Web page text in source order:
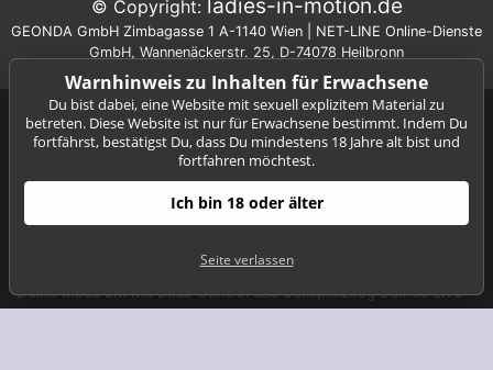
© Copyright: ladies-in-motion.de
GEONDA GmbH Zimbagasse 1 A-1140 Wien | NET-LINE Online-Dienste
GmbH, Wannenäckerstr. 25, D-74078 Heilbronn
Ladies-in-motion.de ist das Livecam Portal Deiner Wahl, wenn
es um große Auswahl, günstige Livecam Tarife, beste Sex-Video
Qualität und Innovation geht. Ein riesiges Kontingent an Live
Girls, von der jungen Studentin bis zur reifen Hausfrau warten
darauf mit Dir Livecam Sex zu haben. Durch geniale Videochat
Features wie Dildo Control, 3D Cams und HD Cams bieten wir
Gib im Girl-Chat Anweisungen für einen Live-Strip oder nutze
Deine Maus um mit Dildo Control das Sexspielzeug Deines Live
Girls zu kontrollieren. Such Dir eine 3D Cam aus dem
Warnhinweis zu Inhalten für Erwachsene
Du bist dabei, eine Website mit sexuell explizitem Material zu
betreten. Diese Website ist nur für Erwachsene bestimmt. Indem Du
fortfährst, bestätigst Du, dass Du mindestens 18 Jahre alt bist und
fortfahren möchtest.
Ich bin 18 oder älter
Seite verlassen